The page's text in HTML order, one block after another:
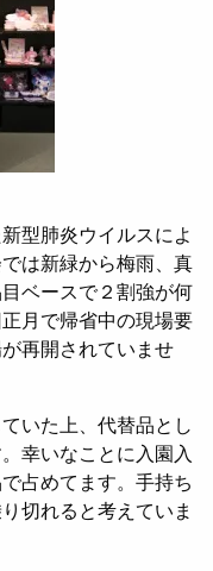
型肺炎ウイルスによ
は新緑から梅雨、真
ベースで２割強が何
月で帰省中の現場要
再開されていませ
いた上、代替品とし
幸いなことに入園入
占めてます。手持ち
切れると考えていま